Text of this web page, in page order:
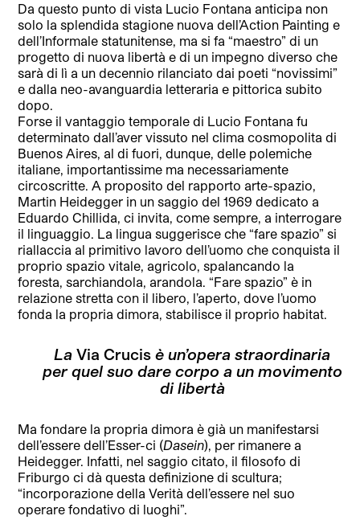
Da questo punto di vista Lucio Fontana anticipa non
solo la splendida stagione nuova dell’Action Painting e
dell’Informale statunitense, ma si fa “maestro” di un
progetto di nuova libertà e di un impegno diverso che
sarà di lì a un decennio rilanciato dai poeti “novissimi”
e dalla neo-avanguardia letteraria e pittorica subito
dopo.
Forse il vantaggio temporale di Lucio Fontana fu
determinato dall’aver vissuto nel clima cosmopolita di
Buenos Aires, al di fuori, dunque, delle polemiche
italiane, importantissime ma necessariamente
circoscritte. A proposito del rapporto arte-spazio,
Martin Heidegger in un saggio del 1969 dedicato a
Eduardo Chillida, ci invita, come sempre, a interrogare
il linguaggio. La lingua suggerisce che “fare spazio” si
riallaccia al primitivo lavoro dell’uomo che conquista il
proprio spazio vitale, agricolo, spalancando la
foresta, sarchiandola, arandola. “Fare spazio” è in
relazione stretta con il libero, l’aperto, dove l’uomo
fonda la propria dimora, stabilisce il proprio habitat.
La Via Crucis è un’opera straordinaria
per quel suo dare corpo a un movimento
di libertà
Ma fondare la propria dimora è già un manifestarsi
dell’essere dell’Esser-ci (Dasein), per rimanere a
Heidegger. Infatti, nel saggio citato, il filosofo di
Friburgo ci dà questa definizione di scultura;
“incorporazione della Verità dell’essere nel suo
operare fondativo di luoghi”.